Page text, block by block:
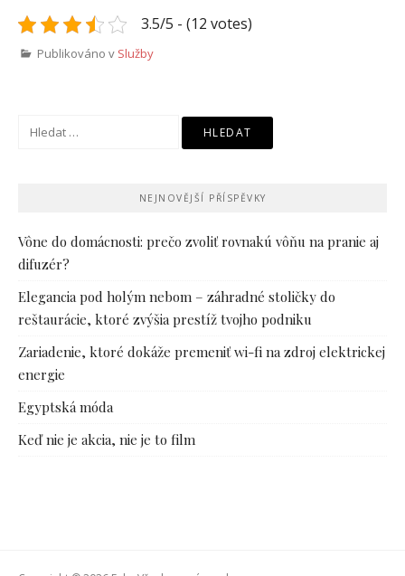
3.5/5 - (12 votes)
Publikováno v Služby
Vyhledávání
NEJNOVĚJŠÍ PŘÍSPĚVKY
Vône do domácnosti: prečo zvoliť rovnakú vôňu na pranie aj
difuzér?
Elegancia pod holým nebom – záhradné stoličky do
reštaurácie, ktoré zvýšia prestíž tvojho podniku
Zariadenie, ktoré dokáže premeniť wi-fi na zdroj elektrickej
energie
Egyptská móda
Keď nie je akcia, nie je to film